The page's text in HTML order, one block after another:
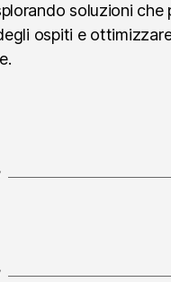
soluzioni che
ospiti e